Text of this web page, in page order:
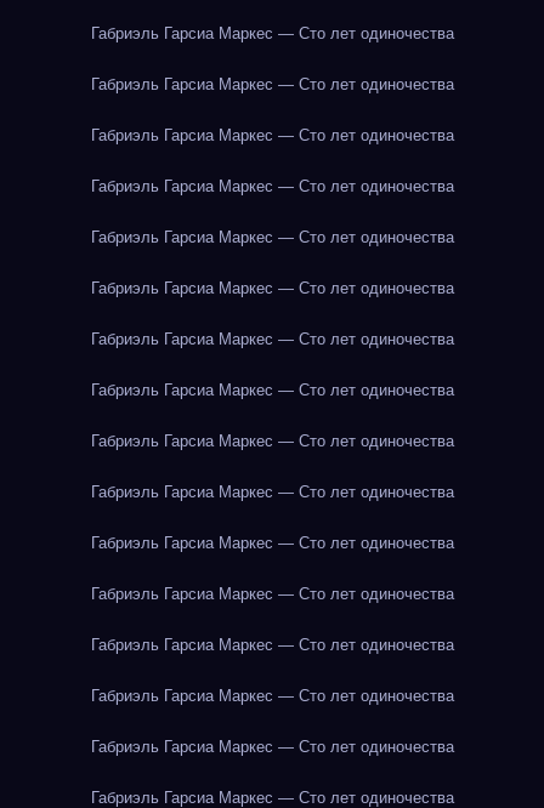
Габриэль Гарсиа Маркес — Сто лет одиночества
Габриэль Гарсиа Маркес — Сто лет одиночества
Габриэль Гарсиа Маркес — Сто лет одиночества
Габриэль Гарсиа Маркес — Сто лет одиночества
Габриэль Гарсиа Маркес — Сто лет одиночества
Габриэль Гарсиа Маркес — Сто лет одиночества
Габриэль Гарсиа Маркес — Сто лет одиночества
Габриэль Гарсиа Маркес — Сто лет одиночества
Габриэль Гарсиа Маркес — Сто лет одиночества
Габриэль Гарсиа Маркес — Сто лет одиночества
Габриэль Гарсиа Маркес — Сто лет одиночества
Габриэль Гарсиа Маркес — Сто лет одиночества
Габриэль Гарсиа Маркес — Сто лет одиночества
Габриэль Гарсиа Маркес — Сто лет одиночества
Габриэль Гарсиа Маркес — Сто лет одиночества
Габриэль Гарсиа Маркес — Сто лет одиночества